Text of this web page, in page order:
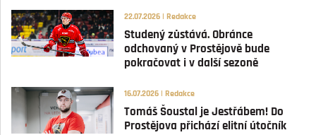
22.07.2026 | Redakce
Studený zůstává. Obránce
odchovaný v Prostějově bude
pokračovat i v další sezoně
16.07.2026 | Redakce
Tomáš Šoustal je Jestřábem! Do
Prostějova přichází elitní útočník